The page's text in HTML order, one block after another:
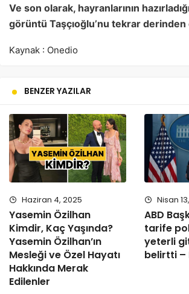
Ve son olarak, hayranlarının
görüntü Taşçıoğlu’nu tekrar
Kaynak : Onedio
BENZER YAZILAR
Haziran 4, 2025
Yasemin Özilhan
Kimdir, Kaç Yaşında?
Yasemin Özilhan’ın
Mesleği ve Özel Hayatı
Hakkında Merak
Edilenler
Nisan
ABD
tarife
yeterli
belirtti –